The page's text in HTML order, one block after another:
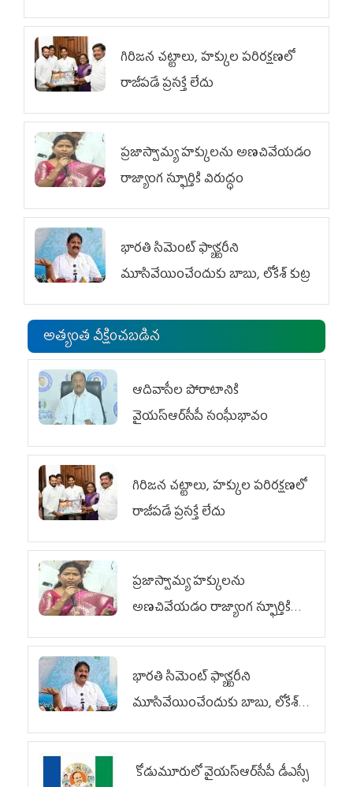
గిరిజన చట్టాలు, హక్కుల పరిరక్షణలో
రాజీపడే ప్రసక్తే లేదు
ప్రజాస్వామ్య హక్కులను అణచివేయడం
రాజ్యాంగ స్ఫూర్తికి విరుద్ధం
భారతి సిమెంట్ ఫ్యాక్టరీని
మూసివేయించేందుకు బాబు, లోకేశ్ కుట్ర
అత్యంత వీక్షించబడిన
ఆదివాసీల పోరాటానికి
వైయ‌స్ఆర్‌సీపీ సంఘీభావం
గిరిజన చట్టాలు, హక్కుల పరిరక్షణలో
రాజీపడే ప్రసక్తే లేదు
ప్రజాస్వామ్య హక్కులను
అణచివేయడం రాజ్యాంగ స్ఫూర్తికి
విరుద్ధం
భారతి సిమెంట్ ఫ్యాక్టరీని
మూసివేయించేందుకు బాబు, లోకేశ్
కుట్ర
కోడుమూరులో వైయ‌స్ఆర్‌సీపీ డీఎస్సీ